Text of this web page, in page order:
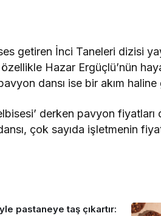
getiren İnci Taneleri dizisi
özellikle Hazar Ergüçlü’nün
dansı ise bir akım haline
derken pavyon
çok sayıda işletmenin
pastaneye taş çıkartır: